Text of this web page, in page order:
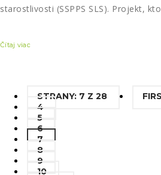
starostlivosti (SSPPS SLS). Projekt,
Čítaj viac
STRANY: 7 Z 28
4
5
6
7
8
9
10